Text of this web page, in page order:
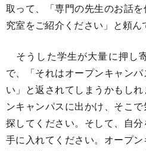
取って、「専門の先生のお話
究室をご紹介ください」と頼ん
そうした学生が大量に押し
で、「それはオープンキャン
い」と返されてしまうかもし
ンキャンパスに出かけ、そこ
探してください。そして、自
手に入れてください。オープ